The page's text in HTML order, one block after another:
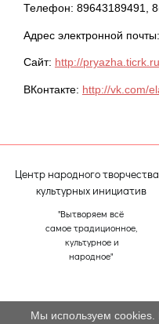
Телефон: 89643189491,
Адрес электронной почты:
Сайт: http://
ВКонтакте: http://vk.com/
Центр народного
культурных инициатив
"Вытворяем всё
самое традиционное,
культурное и
народное"
Мы используем cookies.